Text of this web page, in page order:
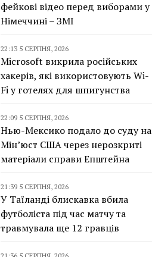
фейкові відео перед виборами у
Німеччині – ЗМІ
22:13 5 СЕРПНЯ, 2026
Microsoft викрила російських
хакерів, які використовують Wi-
Fi у готелях для шпигунства
22:09 5 СЕРПНЯ, 2026
Нью-Мексико подало до суду на
Мін’юст США через нерозкриті
матеріали справи Епштейна
21:39 5 СЕРПНЯ, 2026
У Таїланді блискавка вбила
футболіста під час матчу та
травмувала ще 12 гравців